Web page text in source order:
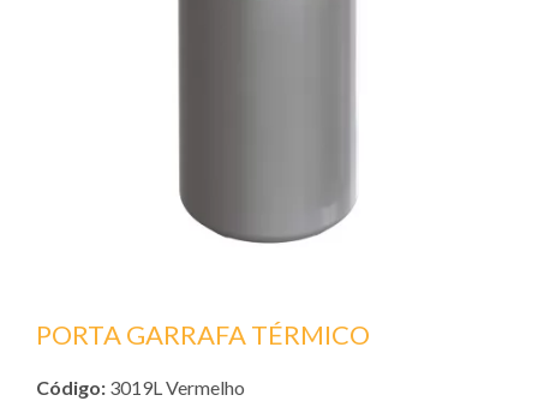
PORTA GARRAFA TÉRMICO
Código: 3019L Vermelho